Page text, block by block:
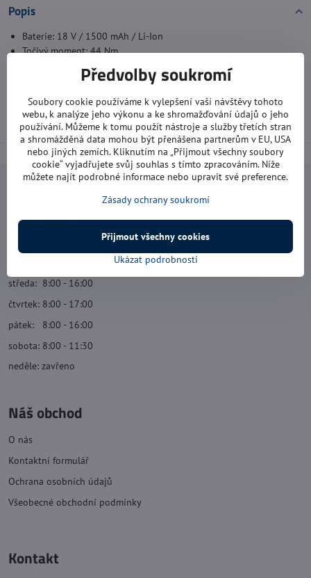
Popis
Baterie: 18 V / 1500 mAh / Li-Ion
Točivý moment: 44 Nm
Převody: 2-stupňová převodovka
Rychlost: 0 – 350 min-1 / 0 – 1250 min-1
Sklíčidlo: 10 mm (jednoruční)
Doba nabíjení: 30 min
Otevírací doba:
středa: 8:00 - 16:00
čtvrtek: 8:00 - 17:00
pátek: 8:00 - 16:00
sobota: 8:00 - 11:30
neděle: zavřeno
Náš obchod
O nás
Kontaktní formulář
Ochrana osobních údajů
Všeobecné obchodní podmínky
Kontakt
Předvolby soukromí
Soubory cookie používáme k vylepšení vaší návštěvy tohoto
webu, k analýze jeho výkonu a ke shromažďování údajů o jeho
používání. Můžeme k tomu použít nástroje a služby třetích stran
a shromážděná data mohou být přenášena partnerům v EU, USA
nebo jiných zemích. Kliknutím na „Přijmout všechny soubory
cookie“ vyjadřujete svůj souhlas s tímto zpracováním. Níže
můžete najít podrobné informace nebo upravit své preference.
Zásady ochrany soukromí
Ukázat podrobnosti
Přijmout všechny cookies